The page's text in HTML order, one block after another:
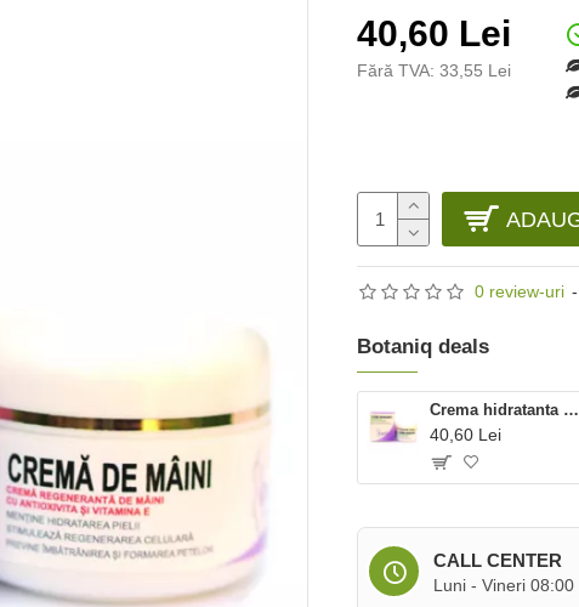
0 review-uri -
40,60 Lei
Fără TVA: 33,55 Lei
CALL CENTER
Luni - Vineri
Botaniq deals
Crema hidratanta Antioxivita (50 ml), Phenalex
40,60 Lei